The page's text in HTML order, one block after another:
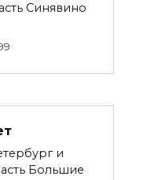
Синявино
и
Большие